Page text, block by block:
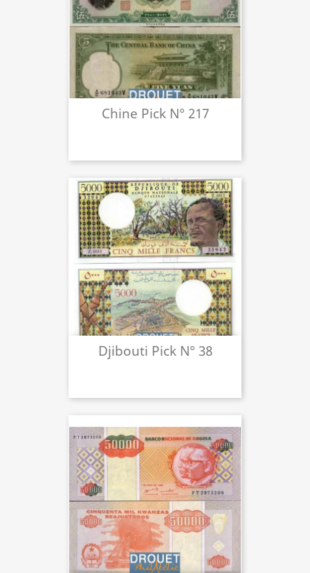
Chine Pick N° 217
Djibouti Pick N° 38